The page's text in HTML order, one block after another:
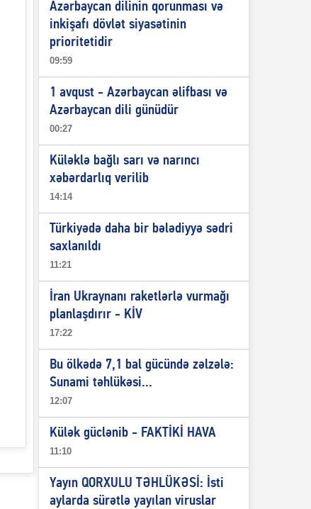
Azərbaycan dilinin qorunması və
inkişafı dövlət siyasətinin
prioritetidir
09:59
1 avqust - Azərbaycan əlifbası və
Azərbaycan dili günüdür
00:27
Küləklə bağlı sarı və narıncı
xəbərdarlıq verilib
14:14
Türkiyədə daha bir bələdiyyə sədri
saxlanıldı
11:21
İran Ukraynanı raketlərlə vurmağı
planlaşdırır - KİV
17:22
Bu ölkədə 7,1 bal gücündə zəlzələ:
Sunami təhlükəsi...
12:07
Külək güclənib - FAKTİKİ HAVA
11:10
Yayın QORXULU TƏHLÜKƏSİ: İsti
aylarda sürətlə yayılan viruslar